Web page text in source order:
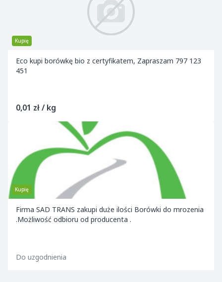
Kupię
Eco kupi borówkę bio z certyfikatem, Zapraszam 797 123
451
0,01 zł / kg
Kupię
Firma SAD TRANS zakupi duże ilości Borówki do mrozenia
.Możliwość odbioru od producenta .
Do uzgodnienia